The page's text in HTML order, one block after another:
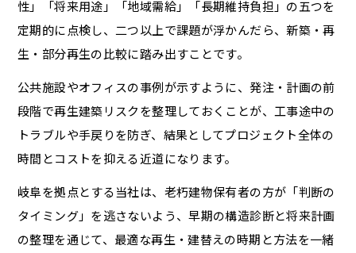
性」「将来用途」「地域需給」「長期維持負担」の五つを
定期的に点検し、二つ以上で課題が浮かんだら、新築・再
生・部分再生の比較に踏み出すことです。
公共施設やオフィスの事例が示すように、発注・計画の前
段階で再生建築リスクを整理しておくことが、工事途中の
トラブルや手戻りを防ぎ、結果としてプロジェクト全体の
時間とコストを抑える近道になります。
岐阜を拠点とする当社は、老朽建物保有者の方が「判断の
タイミング」を逃さないよう、早期の構造診断と将来計画
の整理を通じて、最適な再生・建替えの時期と方法を一緒